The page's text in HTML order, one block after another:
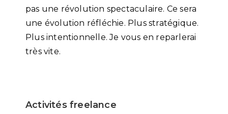
pas une révolution spectaculaire. Ce sera
une évolution réfléchie. Plus stratégique.
Plus intentionnelle. Je vous en reparlerai
très vite.
Activités freelance